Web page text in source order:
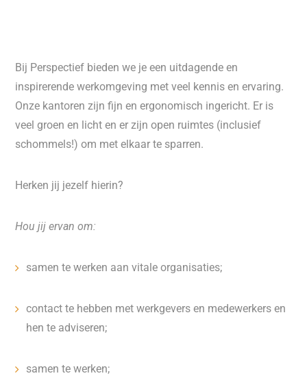
Bij Perspectief bieden we je een uitdagende en
inspirerende werkomgeving met veel kennis en ervaring.
Onze kantoren zijn fijn en ergonomisch ingericht. Er is
veel groen en licht en er zijn open ruimtes (inclusief
schommels!) om met elkaar te sparren.
Herken jij jezelf hierin?
Hou jij ervan om:
samen te werken aan vitale organisaties;
contact te hebben met werkgevers en medewerkers en
hen te adviseren;
samen te werken;